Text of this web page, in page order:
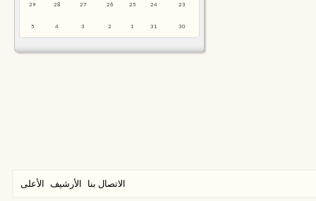
23
24
25
26
27
28
29
30
31
1
2
3
4
5
الاتصال بنا الأرشيف الأعلى